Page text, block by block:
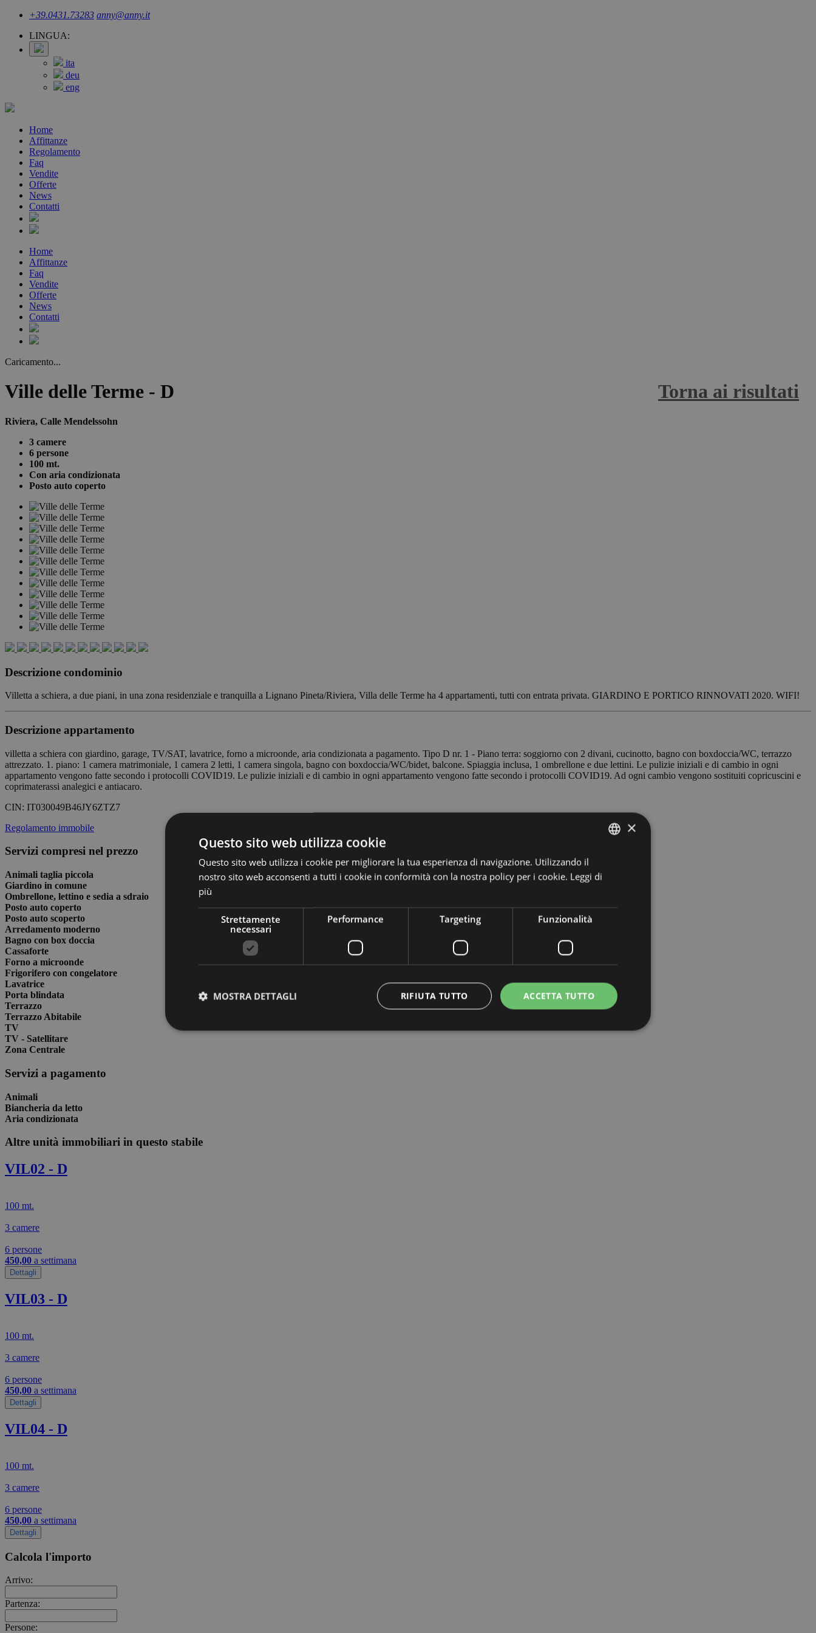
+39.0431.73283 anny@anny.it
LINGUA:
ita
deu
eng
Home
Affittanze
Regolamento
Faq
Vendite
Offerte
News
Contatti
Home
Affittanze
Faq
Vendite
Offerte
News
Contatti
Caricamento...
Ville delle Terme - D Torna ai risultati
Riviera, Calle Mendelssohn
3 camere
6 persone
100 mt.
Con aria condizionata
Posto auto coperto
Descrizione condominio
Villetta a schiera, a due piani, in una zona residenziale e tranquilla a Lignano Pineta/Riviera, Villa delle Terme ha 4 appartamenti, tutti con entrata privata. GIARDINO E PORTICO RINNOVATI 2020. WIFI!
Descrizione appartamento
villetta a schiera con giardino, garage, TV/SAT, lavatrice, forno a microonde, aria condizionata a pagamento. Tipo D nr. 1 - Piano terra: soggiorno con 2 divani, cucinotto, bagno con boxdoccia/WC, terrazzo
attrezzato. 1. piano: 1 camera matrimoniale, 1 camera 2 letti, 1 camera singola, bagno con boxdoccia/WC/bidet, balcone. Spiaggia inclusa, 1 ombrellone e due lettini. Le pulizie iniziali e di cambio in ogni
appartamento vengono fatte secondo i protocolli COVID19. Le pulizie iniziali e di cambio in ogni appartamento vengono fatte secondo i protocolli COVID19. Ad ogni cambio vengono sostituiti copricuscini e
coprimaterassi analegici e antiacaro.
CIN: IT030049B46JY6ZTZ7
Regolamento immobile
Servizi compresi nel prezzo
Animali taglia piccola
Giardino in comune
Ombrellone, lettino e sedia a sdraio
Posto auto coperto
Posto auto scoperto
Arredamento moderno
Bagno con box doccia
Cassaforte
Forno a microonde
Frigorifero con congelatore
Lavatrice
Porta blindata
Terrazzo
Terrazzo Abitabile
TV
TV - Satellitare
Zona Centrale
Servizi a pagamento
Animali
Biancheria da letto
Aria condizionata
Altre unità immobiliari in questo stabile
VIL02 - D
100 mt.
3 camere
6 persone
450,00 a settimana
Dettagli
VIL03 - D
100 mt.
3 camere
6 persone
450,00 a settimana
Dettagli
VIL04 - D
100 mt.
3 camere
6 persone
450,00 a settimana
Dettagli
Calcola l'importo
Arrivo:
Partenza:
Persone:
ENGLISH
×
Questo sito web utilizza cookie
Questo sito web utilizza i cookie per migliorare la tua esperienza di navigazione. Utilizzando il
nostro sito web acconsenti a tutti i cookie in conformità con la nostra policy per i cookie. Leggi di
più
Strettamente
necessari
Performance Targeting Funzionalità
ACCETTA TUTTO
RIFIUTA TUTTO
MOSTRA DETTAGLI